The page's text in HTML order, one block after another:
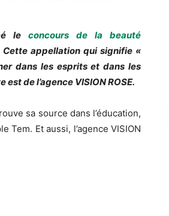
le concours de la beauté
Cette appellation qui signifie «
dans les esprits et dans les
est de l’agence VISION ROSE.
sa source dans l’éducation,
Tem. Et aussi, l’agence VISION